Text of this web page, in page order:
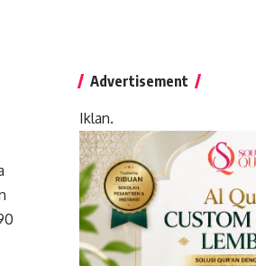
Advertisement
Iklan.